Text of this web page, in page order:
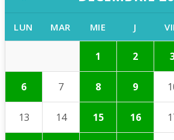
LUN MAR MIE J
1 2
6 7 8 9
13 14 15 16